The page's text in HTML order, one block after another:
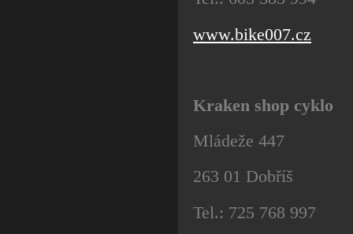
www.bike007.cz
Kraken shop cyklo
Mládeže 447
263 01 Dobříš
Tel.: 725 768 997